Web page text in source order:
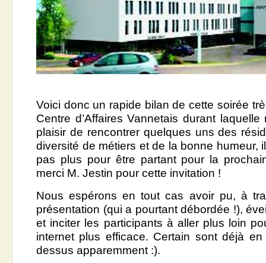
Voici donc un rapide bilan de cette soirée
Centre d’Affaires Vannetais durant
plaisir de rencontrer quelques uns des
diversité de métiers et de la bonne humeur,
pas plus pour être partant pour la
merci M. Jestin pour cette invitation !
Nous espérons en tout cas avoir pu, à
présentation (qui a pourtant débordée !),
et inciter les participants à aller plus loin
internet plus efficace. Certain sont déjà
dessus apparemment :).